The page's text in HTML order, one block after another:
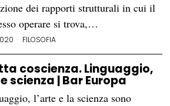
dei rapporti strutturali in cui il
operare si trova,…
FILOSOFIA
coscienza. Linguaggio,
scienza | Bar Europa
l’arte e la scienza sono